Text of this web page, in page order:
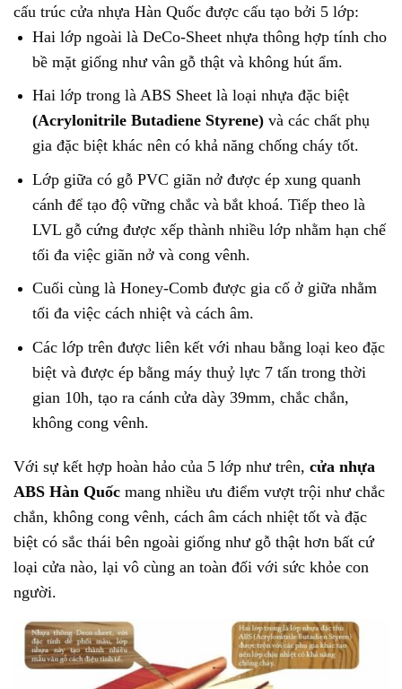
cấu trúc cửa nhựa Hàn Quốc được cấu tạo bởi 5 lớp:
Hai lớp ngoài là DeCo-Sheet nhựa thông hợp tính cho
bề mặt giống như vân gỗ thật và không hút ẩm.
Hai lớp trong là ABS Sheet là loại nhựa đặc biệt
(Acrylonitrile Butadiene Styrene)và các chất phụ
gia đặc biệt khác nên có khả năng chống cháy tốt.
Lớp giữa có gỗ PVC giãn nở được ép xung quanh
cánh để tạo độ vững chắc và bắt khoá. Tiếp theo là
LVL gỗ cứng được xếp thành nhiều lớp nhằm hạn chế
tối đa việc giãn nở và cong vênh.
Cuối cùng là Honey-Comb được gia cố ở giữa nhằm
tối đa việc cách nhiệt và cách âm.
Các lớp trên được liên kết với nhau bằng loại keo đặc
biệt và được ép bằng máy thuỷ lực 7 tấn trong thời
gian 10h, tạo ra cánh cửa dày 39mm, chắc chắn,
không cong vênh.
Với sự kết hợp hoàn hảo của 5 lớp như trên, cửa nhựa
ABS Hàn Quốc mang nhiều ưu điểm vượt trội như chắc
chắn, không cong vênh, cách âm cách nhiệt tốt và đặc
biệt có sắc thái bên ngoài giống như gỗ thật hơn bất cứ
loại cửa nào, lại vô cùng an toàn đối với sức khỏe con
người.